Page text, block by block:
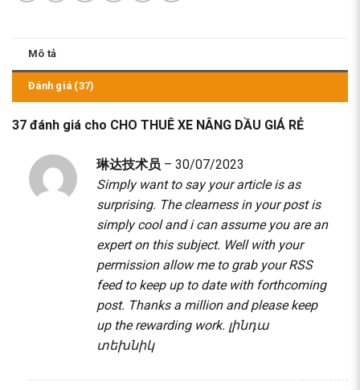
Mô tả
Đánh giá (37)
37 đánh giá cho CHO THUÊ XE NÂNG DẦU GIÁ RẺ
琳达技术员 – 30/07/2023
Simply want to say your article is as
surprising. The clearness in your post is
simply cool and i can assume you are an
expert on this subject. Well with your
permission allow me to grab your RSS
feed to keep up to date with forthcoming
post. Thanks a million and please keep
up the rewarding work. լինդա
տեխնիկ